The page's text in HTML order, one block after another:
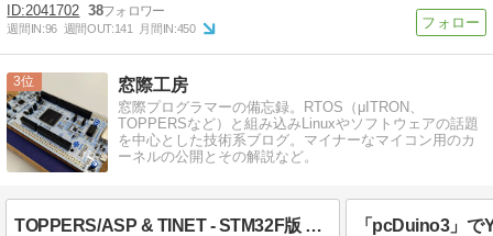
2041702 38
週間IN:96 週間OUT:141 月間IN:450
3 窓際工房
窓際プログラマーの備忘録。RTOS（μITRON、
TOPPERSなど）と組み込みLinuxやソフトウェアの話題
を中心とした技術系ブログ。マイナーなマイコン用のカ
ーネルの公開とその解説など。
TOPPERS/ASP & TINET - STM32F版 その１ 「pcDuino3」